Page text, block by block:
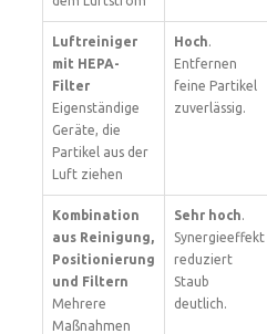
Luftreiniger
mit HEPA-
Filter
Eigenständige
Geräte, die
Partikel aus der
Luft ziehen
Hoch.
Entfernen
feine Partikel
zuverlässig.
Kombination
aus Reinigung,
Positionierung
und Filtern
Mehrere
Maßnahmen
Sehr hoch.
Synergieeffekt
reduziert
Staub
deutlich.